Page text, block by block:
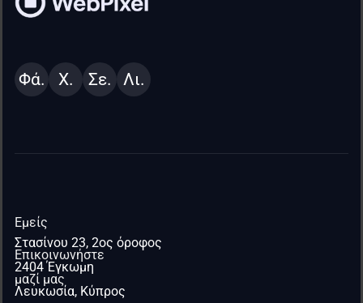
Φά. Χ. Σε. Λι.
Εμείς
Επικοινωνήστε
μαζί μας
Στασίνου 23, 2ος όροφος
2404 Έγκωμη
Λευκωσία, Κύπρος